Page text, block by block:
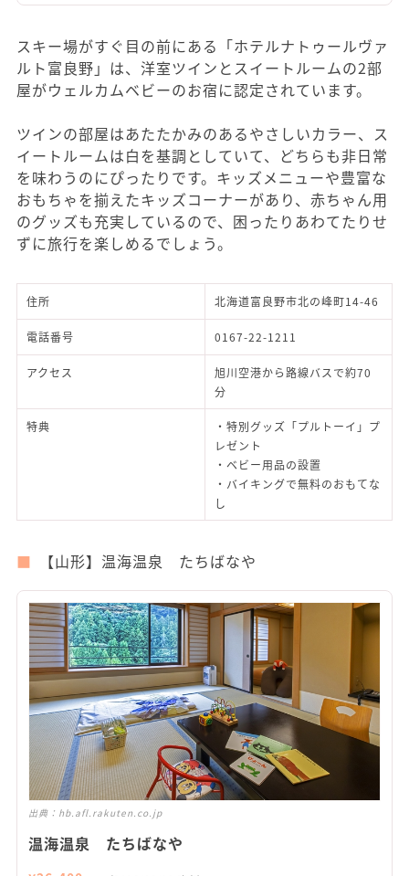
スキー場がすぐ目の前にある「ホテルナトゥールヴァ
ルト富良野」は、洋室ツインとスイートルームの2部
屋がウェルカムベビーのお宿に認定されています。
ツインの部屋はあたたかみのあるやさしいカラー、ス
イートルームは白を基調としていて、どちらも非日常
を味わうのにぴったりです。キッズメニューや豊富な
おもちゃを揃えたキッズコーナーがあり、赤ちゃん用
のグッズも充実しているので、困ったりあわてたりせ
ずに旅行を楽しめるでしょう。
住所 北海道富良野市北の峰町14-46
電話番号 0167-22-1211
アクセス
旭川空港から路線バスで約70
分
特典
・特別グッズ「プルトーイ」プ
レゼント
・ベビー用品の設置
・バイキングで無料のおもてな
し
【山形】温海温泉 たちばなや
出典： hb.afl.rakuten.co.jp
温海温泉 たちばなや